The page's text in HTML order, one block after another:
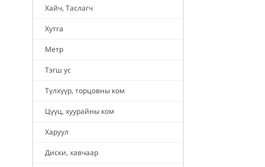
Хайч, Таслагч
Хутга
Метр
Тэгш ус
Түлхүүр, торцовны ком
Цүүц, хуурайны ком
Харуул
Диски, хавчаар